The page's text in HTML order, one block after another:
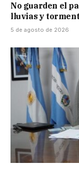
No guarden el
lluvias y
5 de agosto de 2026